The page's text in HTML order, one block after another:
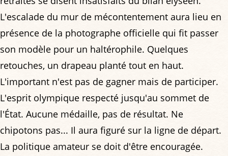
L'escalade du mur de mécontentement aura lieu en
présence de la photographe officielle qui fit passer
son modèle pour un haltérophile. Quelques
retouches, un drapeau planté tout en haut.
L'important n'est pas de gagner mais de participer.
L'esprit olympique respecté jusqu'au sommet de
l'État. Aucune médaille, pas de résultat. Ne
chipotons pas... Il aura figuré sur la ligne de départ.
La politique amateur se doit d'être encouragée.